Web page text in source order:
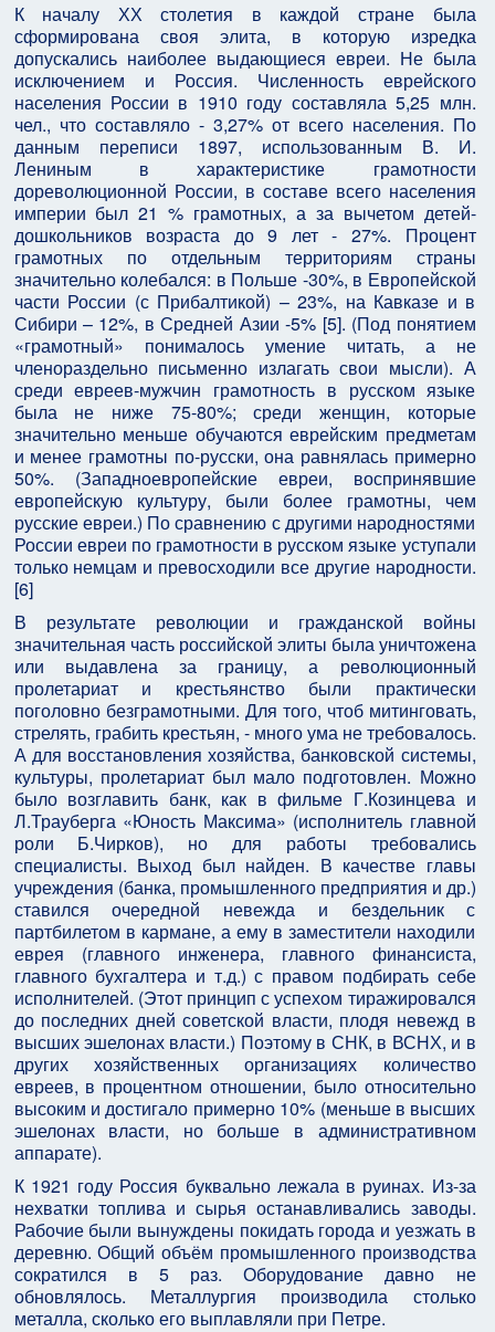
К началу ХХ столетия в каждой стране была
сформирована своя элита, в которую изредка
допускались наиболее выдающиеся евреи. Не была
исключением и Россия. Численность еврейского
населения России в 1910 году составляла 5,25 млн.
чел., что составляло - 3,27% от всего населения. По
данным переписи 1897, использованным В. И.
Лениным в характеристике грамотности
дореволюционной России, в составе всего населения
империи был 21 % грамотных, а за вычетом детей-
дошкольников возраста до 9 лет - 27%. Процент
грамотных по отдельным территориям страны
значительно колебался: в Польше -30%, в Европейской
части России (с Прибалтикой) – 23%, на Кавказе и в
Сибири – 12%, в Средней Азии -5% [5]. (Под понятием
«грамотный» понималось умение читать, а не
членораздельно письменно излагать свои мысли). А
среди евреев-мужчин грамотность в русском языке
была не ниже 75-80%; среди женщин, которые
значительно меньше обучаются еврейским предметам
и менее грамотны по-русски, она равнялась примерно
50%. (Западноевропейские евреи, воспринявшие
европейскую культуру, были более грамотны, чем
русские евреи.) По сравнению с другими народностями
России евреи по грамотности в русском языке уступали
только немцам и превосходили все другие народности.
[6]
В результате революции и гражданской войны
значительная часть российской элиты была уничтожена
или выдавлена за границу, а революционный
пролетариат и крестьянство были практически
поголовно безграмотными. Для того, чтоб митинговать,
стрелять, грабить крестьян, - много ума не требовалось.
А для восстановления хозяйства, банковской системы,
культуры, пролетариат был мало подготовлен. Можно
было возглавить банк, как в фильме Г.Козинцева и
Л.Трауберга «Юность Максима» (исполнитель главной
роли Б.Чирков), но для работы требовались
специалисты. Выход был найден. В качестве главы
учреждения (банка, промышленного предприятия и др.)
ставился очередной невежда и бездельник с
партбилетом в кармане, а ему в заместители находили
еврея (главного инженера, главного финансиста,
главного бухгалтера и т.д.) с правом подбирать себе
исполнителей. (Этот принцип с успехом тиражировался
до последних дней советской власти, плодя невежд в
высших эшелонах власти.) Поэтому в СНК, в ВСНХ, и в
других хозяйственных организациях количество
евреев, в процентном отношении, было относительно
высоким и достигало примерно 10% (меньше в высших
эшелонах власти, но больше в административном
аппарате).
К 1921 году Россия буквально лежала в руинах. Из-за
нехватки топлива и сырья останавливались заводы.
Рабочие были вынуждены покидать города и уезжать в
деревню. Общий объём промышленного производства
сократился в 5 раз. Оборудование давно не
обновлялось. Металлургия производила столько
металла, сколько его выплавляли при Петре.